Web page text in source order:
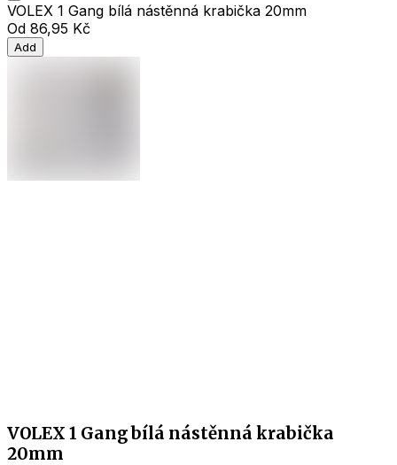
VOLEX 1 Gang bílá nástěnná krabička 20mm
Od 86,95 Kč
Add
VOLEX 1 Gang bílá nástěnná krabička
20mm